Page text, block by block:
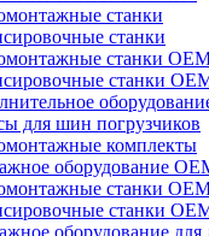
станки
станки
станки ОЕМ
станки
для шин погрузчиков
комплекты
оборудование
станки
станки
оборудование для